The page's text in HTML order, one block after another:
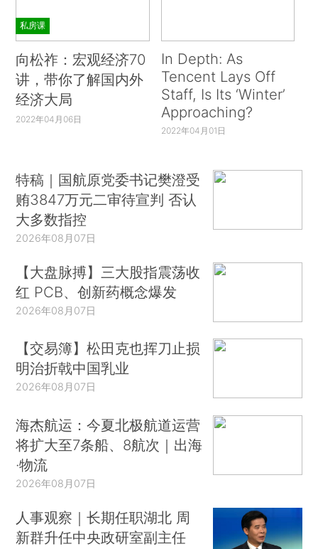
私房课
向松祚：宏观经济70
讲，带你了解国内外
经济大局
2022年04月06日
In Depth: As
Tencent Lays Off
Staff, Is Its ‘Winter’
Approaching?
2022年04月01日
特稿｜国航原党委书记樊澄受
贿3847万元二审待宣判 否认
大多数指控
2026年08月07日
【大盘脉搏】三大股指震荡收
红 PCB、创新药概念爆发
2026年08月07日
【交易簿】松田克也挥刀止损
明治折戟中国乳业
2026年08月07日
海杰航运：今夏北极航道运营
将扩大至7条船、8航次｜出海
·物流
2026年08月07日
人事观察｜长期任职湖北 周
新群升任中央政研室副主任